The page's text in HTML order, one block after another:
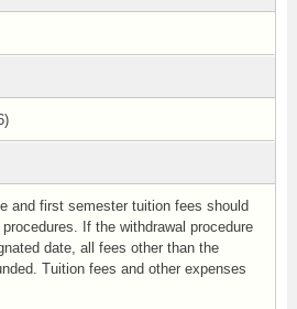
and first semester tuition fees should
If the withdrawal procedure
date, all fees other than the
Tuition fees and other expenses